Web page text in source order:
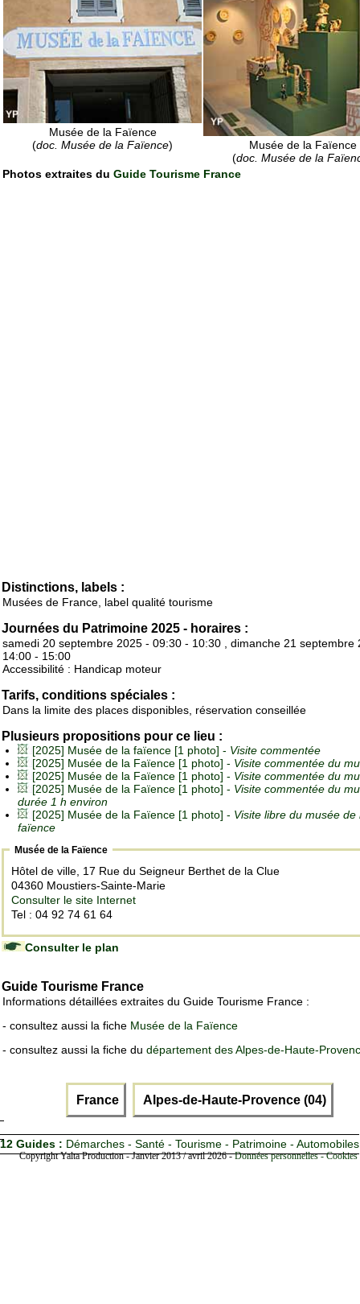
Musée de la Faïence
(doc. Musée de la Faïence)
Musée de la Faïence
(doc. Musée de la
Photos extraites du Guide Tourisme France
Distinctions, labels :
Musées de France, label qualité tourisme
Journées du Patrimoine 2025 - horaires :
samedi 20 septembre 2025 - 09:30 - 10:30 , dimanche 21 septembre
14:00 - 15:00
Accessibilité : Handicap moteur
Tarifs, conditions spéciales :
Dans la limite des places disponibles, réservation conseillée
Plusieurs propositions pour ce lieu :
[2025] Musée de la faïence [1 photo] - Visite commentée
[2025] Musée de la Faïence [1 photo] - Visite commentée du
[2025] Musée de la Faïence [1 photo] - Visite commentée du
[2025] Musée de la Faïence [1 photo] - Visite commentée du
durée 1 h environ
[2025] Musée de la Faïence [1 photo] - Visite libre du musée de
faïence
Musée de la Faïence
Hôtel de ville, 17 Rue du Seigneur Berthet de la Clue
04360 Moustiers-Sainte-Marie
Consulter le site Internet
Tel : 04 92 74 61 64
Consulter le plan
Guide Tourisme France
Informations détaillées extraites du Guide Tourisme France :
- consultez aussi la fiche Musée de la Faïence
- consultez aussi la fiche du département des Alpes-de-Haute-
France Alpes-de-Haute-Provence (04)
12 Guides : Démarches - Santé - Tourisme - Patrimoine - Automobiles
Copyright Yalta Production - Janvier 2013 / avril 2026 -Données personnelles -